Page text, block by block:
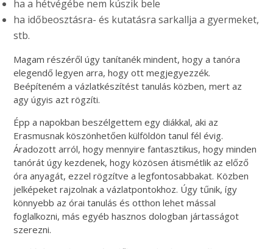
ha a hétvégébe nem kúszik bele
ha időbeosztásra- és kutatásra sarkallja a gyermeket,
stb.
Magam részéről úgy tanítanék mindent, hogy a tanóra
elegendő legyen arra, hogy ott megjegyezzék.
Beépíteném a vázlatkészítést tanulás közben, mert az
agy úgyis azt rögzíti.
Épp a napokban beszélgettem egy diákkal, aki az
Erasmusnak köszönhetően külföldön tanul fél évig.
Áradozott arról, hogy mennyire fantasztikus, hogy minden
tanórát úgy kezdenek, hogy közösen átismétlik az előző
óra anyagát, ezzel rögzítve a legfontosabbakat. Közben
jelképeket rajzolnak a vázlatpontokhoz. Úgy tűnik, így
könnyebb az órai tanulás és otthon lehet mással
foglalkozni, más egyéb hasznos dologban jártasságot
szerezni.